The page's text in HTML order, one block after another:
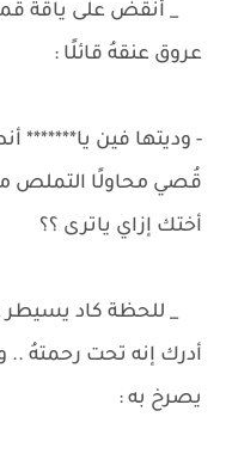
_ أنقض على ياقةُ
عروق عنقهُ قائلًا :
- وديتها فين يا*******
قُصي محاولًا التملص
أختك إزاي ياترى ؟؟
_ للحظة كاد يسيطر
أدرك إنه تحت رحمتهُ ..
يصرخ به :